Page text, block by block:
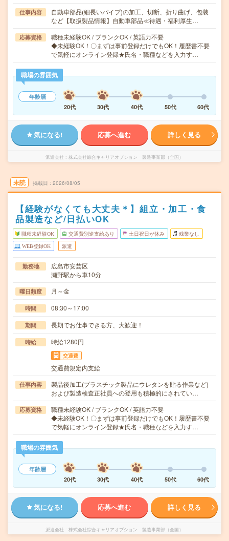
仕事内容
自動車部品(細長いパイプ)の加工、切断、折り曲げ、包装
など【取扱製品情報】自動車部品≪待遇・福利厚生…
応募資格
職種未経験OK / ブランクOK / 英語力不要
◆未経験OK！〇まずは事前登録だけでもOK！履歴書不要
で気軽にオンライン登録★氏名・職種などを入力す…
職場の雰囲気
年齢層
20代
30代 40代 50代 60代
気になる! 応募へ進む 詳しく見る
派遣会社 株式会社綜合キャリアオプション 製造事業部（全国）
未読 掲載日 2026/08/05
【経験がなくても大丈夫＊】組立・加工・食
品製造など/日払いOK
職種未経験OK 交通費別途支給あり 土日祝日が休み 残業なし
WEB登録OK 派遣
勤務地
広島市安芸区
瀬野駅から車10分
曜日頻度 月～金
時間 08:30～17:00
期間 長期でお仕事できる方、大歓迎！
時給 時給1280円
交通費
交通費規定内支給
仕事内容
製品後加工(プラスチック製品にウレタンを貼る作業など)
および製造検査正社員への登用も積極的にされてい…
応募資格
職種未経験OK / ブランクOK / 英語力不要
◆未経験OK！〇まずは事前登録だけでもOK！履歴書不要
で気軽にオンライン登録★氏名・職種などを入力す…
職場の雰囲気
年齢層
20代
30代 40代 50代 60代
気になる! 応募へ進む 詳しく見る
派遣会社 株式会社綜合キャリアオプション 製造事業部（全国）